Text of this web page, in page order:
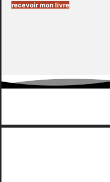
recevoir mon livre